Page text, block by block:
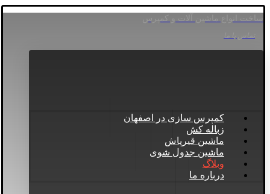
ساخت انواع ماشین آلات و کمپرس
کمپرس سازی در اصفهان
زباله کش
ماشین قیرپاش
ماشین جدول شوی
وبلاگ
درباره ما